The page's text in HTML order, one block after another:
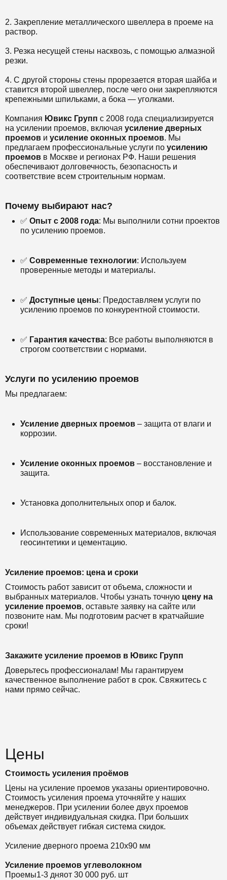
2. Закрепление металлического швеллера в проеме на
раствор.
3. Резка несущей стены насквозь, с помощью алмазной
резки.
4. С другой стороны стены прорезается вторая шайба и
ставится второй швеллер, после чего они закрепляются
крепежными шпильками, а бока — уголками.
Компания Ювикс Групп с 2008 года специализируется
на усилении проемов, включая усиление дверных
проемов и усиление оконных проемов. Мы
предлагаем профессиональные услуги по усилению
проемов в Москве и регионах РФ. Наши решения
обеспечивают долговечность, безопасность и
соответствие всем строительным нормам.
Почему выбирают нас?
✅ Опыт с 2008 года: Мы выполнили сотни проектов
по усилению проемов.
✅ Современные технологии: Используем
проверенные методы и материалы.
✅ Доступные цены: Предоставляем услуги по
усилению проемов по конкурентной стоимости.
✅ Гарантия качества: Все работы выполняются в
строгом соответствии с нормами.
Услуги по усилению проемов
Мы предлагаем:
Усиление дверных проемов – защита от влаги и
коррозии.
Усиление оконных проемов – восстановление и
защита.
Установка дополнительных опор и балок.
Использование современных материалов, включая
геосинтетики и цементацию.
Усиление проемов: цена и сроки
Стоимость работ зависит от объема, сложности и
выбранных материалов. Чтобы узнать точную цену на
усиление проемов, оставьте заявку на сайте или
позвоните нам. Мы подготовим расчет в кратчайшие
сроки!
Закажите усиление проемов в Ювикс Групп
Доверьтесь профессионалам! Мы гарантируем
качественное выполнение работ в срок. Свяжитесь с
нами прямо сейчас.
Цены
Стоимость усиления проёмов
Цены на усиление проемов указаны ориентировочно.
Стоимость усиления проема уточняйте у наших
менеджеров. При усилении более двух проемов
действует индивидуальная скидка. При больших
объемах действует гибкая система скидок.
Усиление дверного проема 210х90 мм
Усиление проемов углеволокном
Проемы1-3 дняот 30 000 руб. шт